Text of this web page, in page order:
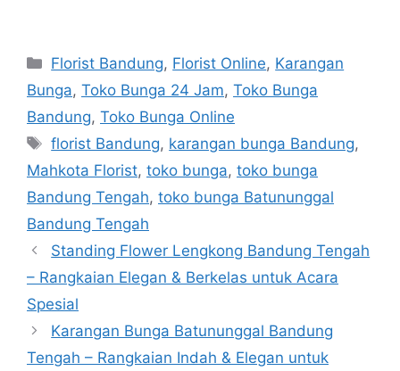
Florist Bandung, Florist Online, Karangan
Bunga, Toko Bunga 24 Jam, Toko Bunga
Bandung, Toko Bunga Online
florist Bandung, karangan bunga Bandung,
Mahkota Florist, toko bunga, toko bunga
Bandung Tengah, toko bunga Batununggal
Bandung Tengah
Standing Flower Lengkong Bandung Tengah
– Rangkaian Elegan & Berkelas untuk Acara
Spesial
Karangan Bunga Batununggal Bandung
Tengah – Rangkaian Indah & Elegan untuk